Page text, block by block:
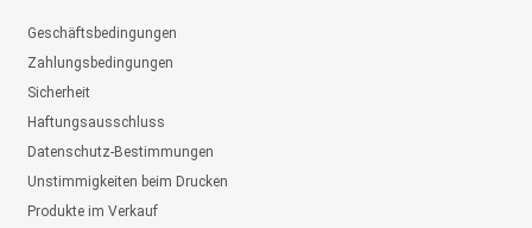
Geschäftsbedingungen
Zahlungsbedingungen
Sicherheit
Haftungsausschluss
Datenschutz-Bestimmungen
Unstimmigkeiten beim Drucken
Produkte im Verkauf